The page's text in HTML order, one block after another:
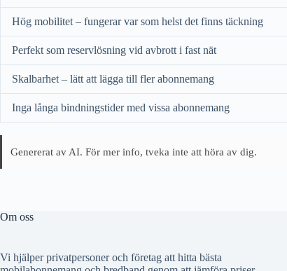
Hög mobilitet – fungerar var som helst det finns täckning
Perfekt som reservlösning vid avbrott i fast nät
Skalbarhet – lätt att lägga till fler abonnemang
Inga långa bindningstider med vissa abonnemang
Genererat av AI. För mer info, tveka inte att höra av dig.
Om oss
Vi hjälper privatpersoner och företag att hitta bästa